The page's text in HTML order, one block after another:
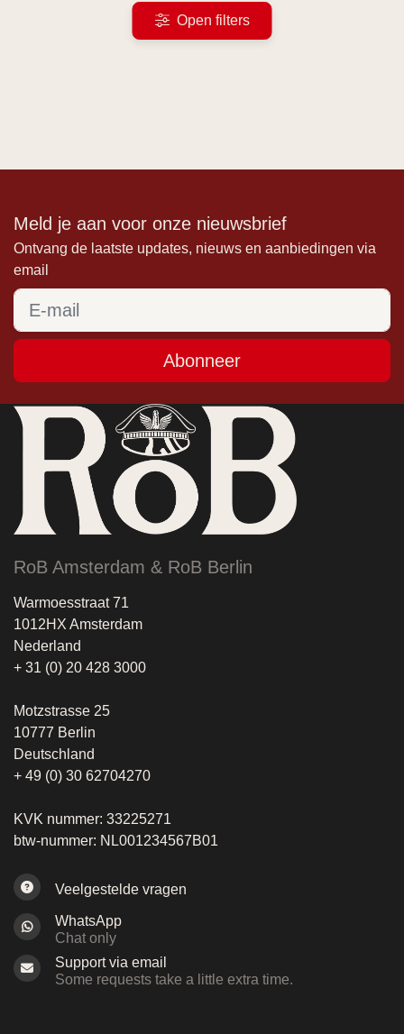
Open filters
Meld je aan voor onze nieuwsbrief
Ontvang de laatste updates, nieuws en aanbiedingen via
email
Abonneer
RoB Amsterdam & RoB Berlin
Warmoesstraat 71
1012HX Amsterdam
Nederland
+ 31 (0) 20 428 3000
Motzstrasse 25
10777 Berlin
Deutschland
+ 49 (0) 30 62704270
KVK nummer: 33225271
btw-nummer: NL001234567B01
Veelgestelde vragen
WhatsApp
Chat only
Support via email
Some requests take a little extra time.